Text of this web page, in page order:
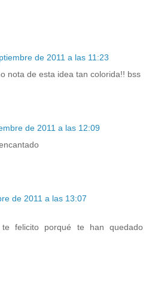
de 2011 a las 11:23
nota de esta idea tan colorida!! bss
de 2011 a las 12:09
de 2011 a las 13:07
felicito porqué te han quedado